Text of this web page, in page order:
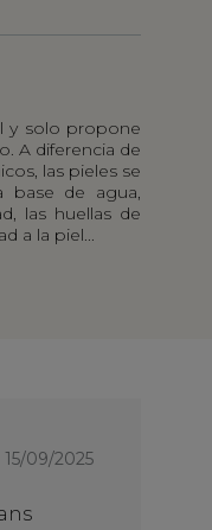
y solo propone
A diferencia de
las pieles se
base de agua,
las huellas de
a la piel...
15/09/2025